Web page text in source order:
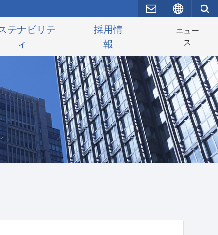
お問い合わせ
English
テナビリテ
ィ
採用情
報
ニュー
ス